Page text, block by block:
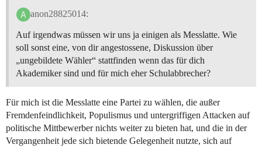
anon28825014:
Auf irgendwas müssen wir uns ja einigen als Messlatte. Wie
soll sonst eine, von dir angestossene, Diskussion über
„ungebildete Wähler“ stattfinden wenn das für dich
Akademiker sind und für mich eher Schulabbrecher?
Für mich ist die Messlatte eine Partei zu wählen, die außer
Fremdenfeindlichkeit, Populismus und untergriffigen Attacken auf
politische Mittbewerber nichts weiter zu bieten hat, und die in der
Vergangenheit jede sich bietende Gelegenheit nutzte, sich auf